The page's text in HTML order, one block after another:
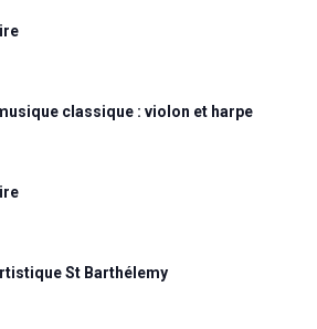
classique : violon et harpe
St Barthélemy